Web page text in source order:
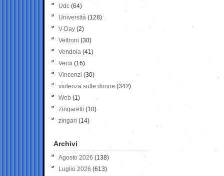
Udc (64)
Università (128)
V-Day (2)
Veltroni (30)
Vendola (41)
Verdi (16)
Vincenzi (30)
violenza sulle donne (342)
Web (1)
Zingaretti (10)
zingari (14)
Archivi
Agosto 2026 (138)
Luglio 2026 (613)